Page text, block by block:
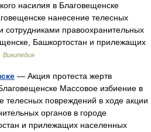
насилия в Благовещенске
нанесение телесных
сотрудниками правоохранительных
Башкортостан и прилежащих
Википедия
— Акция протеста жертв
Массовое избиение в
телесных повреждений в ходе акции
органов в городе
и прилежащих населенных